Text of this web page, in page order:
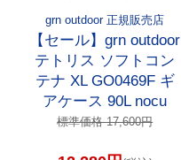
grn outdoor 正規販売店
【セール】grn outdoor
テトリス ソフトコン
テナ XL GO0469F ギ
アケース 90L nocu
標準価格 17,600円